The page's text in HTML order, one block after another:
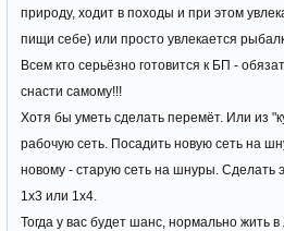
природу, ходит в походы и при этом
пищи себе) или просто увлекается
Всем кто серьёзно готовится к БП -
снасти самому!!!
Хотя бы уметь сделать перемёт. Или из
рабочую сеть. Посадить новую сеть на
новому - старую сеть на шнуры. Сделать
1х3 или 1х4.
Тогда у вас будет шанс, нормально жить